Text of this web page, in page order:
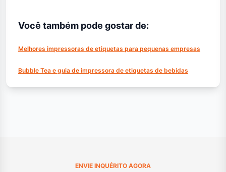
Você também pode gostar de:
Melhores impressoras de etiquetas para pequenas empresas
Bubble Tea e guia de impressora de etiquetas de bebidas
ENVIE INQUÉRITO AGORA